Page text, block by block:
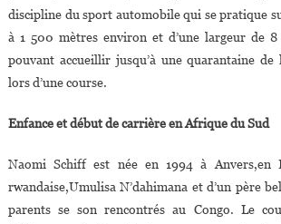
discipline du sport automobile qui se pratique
à 1 500 mètres environ et d’une largeur de 8
pouvant accueillir jusqu’à une quarantaine
lors d’une course.
Enfance et début de carrière en Afrique du Sud
Naomi Schiff est née en 1994 à Anvers,en
rwandaise,Umulisa N’dahimana et d’un père
parents se son rencontrés au Congo. Le